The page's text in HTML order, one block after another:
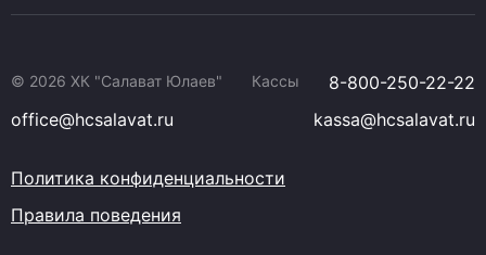
© 2026 ХК "Салават Юлаев" Кассы
8-800-250-22-22
office@hcsalavat.ru
kassa@hcsalavat.ru
Политика конфиденциальности
Правила поведения